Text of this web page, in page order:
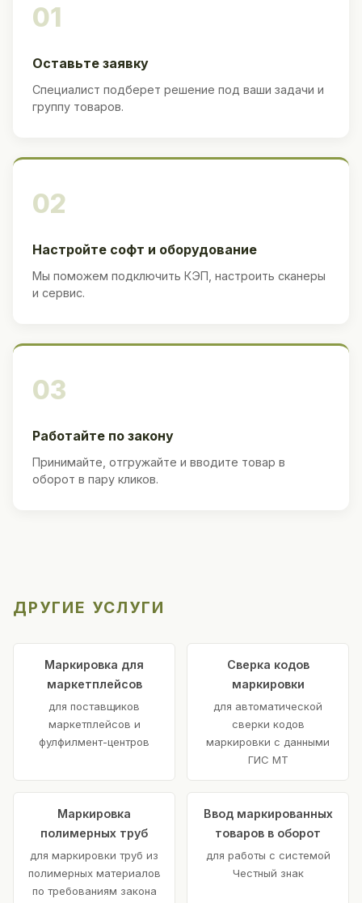
01
Оставьте заявку
Специалист подберет решение под ваши задачи и
группу товаров.
02
Настройте софт и оборудование
Мы поможем подключить КЭП, настроить сканеры
и сервис.
03
Работайте по закону
Принимайте, отгружайте и вводите товар в
оборот в пару кликов.
ДРУГИЕ УСЛУГИ
Маркировка для
маркетплейсов
для поставщиков
маркетплейсов и
фулфилмент-центров
Сверка кодов
маркировки
для автоматической
сверки кодов
маркировки с данными
ГИС МТ
Маркировка
полимерных труб
для маркировки труб из
полимерных материалов
по требованиям закона
Ввод маркированных
товаров в оборот
для работы с системой
Честный знак